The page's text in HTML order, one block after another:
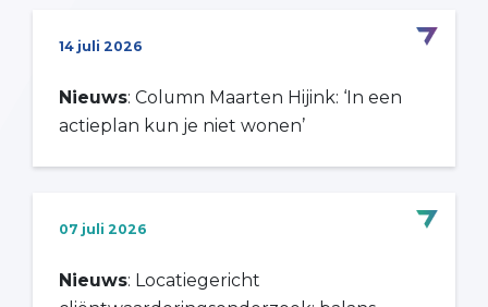
14 juli 2026
Nieuws: Column Maarten Hijink: ‘In een
actieplan kun je niet wonen’
07 juli 2026
Nieuws: Locatiegericht